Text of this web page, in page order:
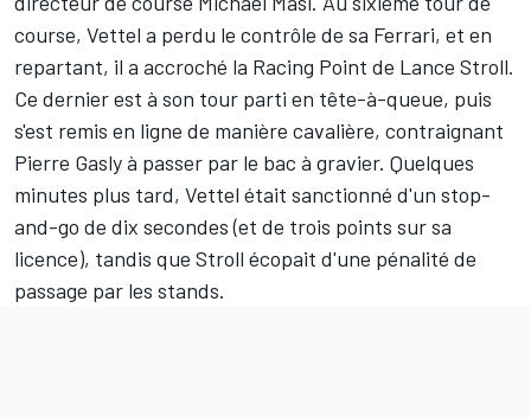
course, Vettel a perdu le contrôle de sa Ferrari, et en
repartant, il a accroché la Racing Point de Lance Stroll.
Ce dernier est à son tour parti en tête-à-queue, puis
s'est remis en ligne de manière cavalière, contraignant
Pierre Gaslyà passer par le bac à gravier. Quelques
minutes plus tard, Vettel était sanctionné d'un stop-
and-go de dix secondes (et de trois points sur sa
licence), tandis que Stroll écopait d'une pénalité de
passage par les stands.